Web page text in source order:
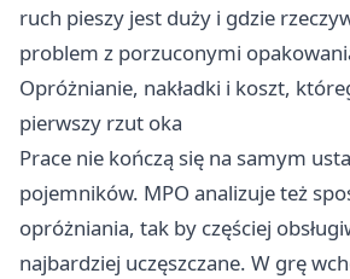
ruch pieszy jest duży i gdzie
problem z porzuconymi
Opróżnianie, nakładki i koszt,
pierwszy rzut oka
Prace nie kończą się na samym
pojemników. MPO analizuje też
opróżniania, tak by częściej
najbardziej uczęszczane. W grę